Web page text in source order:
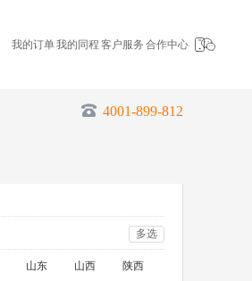
我的订单我的同程 客户服务 合作中心
4001-899-812
多选
山东 山西
陕西